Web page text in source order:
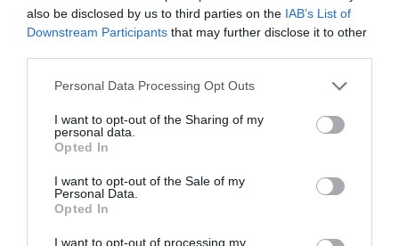
also be disclosed by us to third parties on the IAB’s List of
Downstream Participants that may further disclose it to other
Please note that this website/app uses one or more Google
not limited to your visit or usage behaviour. You may click to
grant or deny consent to Google and its third-party tags to
use your data for below specified purposes in below Google
consent section.
Personal Data Processing Opt Outs
I want to opt-out of the Sharing of my
personal data.
Opted In
I want to opt-out of the Sale of my
Personal Data.
Opted In
I want to opt-out of processing my
NőComment! műsorvezetője, mert szükség volt a csípős
humoromra, hogy ilyen lendülete is legyen a műsornak.
szarkazmusnak, magam is egy empatikus ember vagyok,
árulta el Anita, aki szerelméről, Robertóról nem szeretett
volna beszélni, de azt elárulta, valóban nagyon boldog.
– Sok munka van abban, hogy mindenki, aki érintett volt
a múlt történéseiben, most szerelmes, boldog,
kiegyensúlyozott, és ez a legfontosabb – tette hozzá a
színésznő.